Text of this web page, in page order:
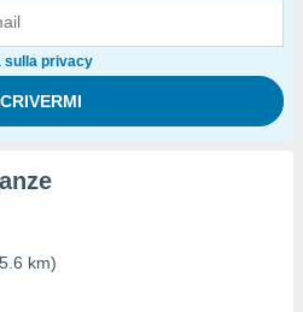
sulla privacy
km)